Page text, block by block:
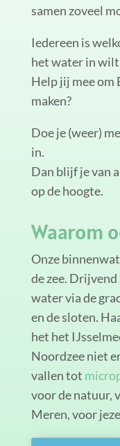
samen zoveel
Iedereen is
het water in
Help jij mee om
maken?
Doe je (weer)
in.
Dan blijf je van
op de hoogte.
Waarom
Onze
de zee.
water via de
en de sloten.
het het
Noordzee niet
vallen tot
voor de natuur,
Meren, voor